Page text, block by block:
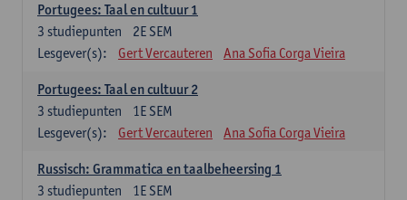
Portugees: Taal en cultuur 1
2E SEM
3 studiepunten
Lesgever(s):
Gert Vercauteren Ana Sofia Corga Vieira
Portugees: Taal en cultuur 2
1E SEM
3 studiepunten
Lesgever(s):
Gert Vercauteren Ana Sofia Corga Vieira
Russisch: Grammatica en taalbeheersing 1
1E SEM
3 studiepunten